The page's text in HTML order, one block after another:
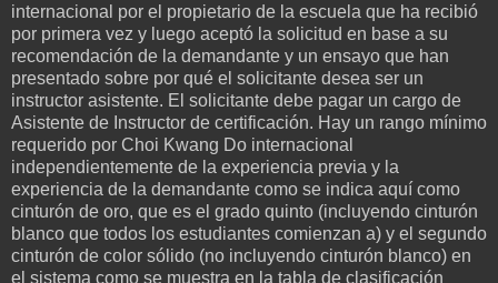
internacional por el propietario de la escuela que ha recibió
por primera vez y luego aceptó la solicitud en base a su
recomendación de la demandante y un ensayo que han
presentado sobre por qué el solicitante desea ser un
instructor asistente. El solicitante debe pagar un cargo de
Asistente de Instructor de certificación. Hay un rango mínimo
requerido por Choi Kwang Do internacional
independientemente de la experiencia previa y la
experiencia de la demandante como se indica aquí como
cinturón de oro, que es el grado quinto (incluyendo cinturón
blanco que todos los estudiantes comienzan a) y el segundo
cinturón de color sólido (no incluyendo cinturón blanco) en
el sistema como se muestra en la tabla de clasificación